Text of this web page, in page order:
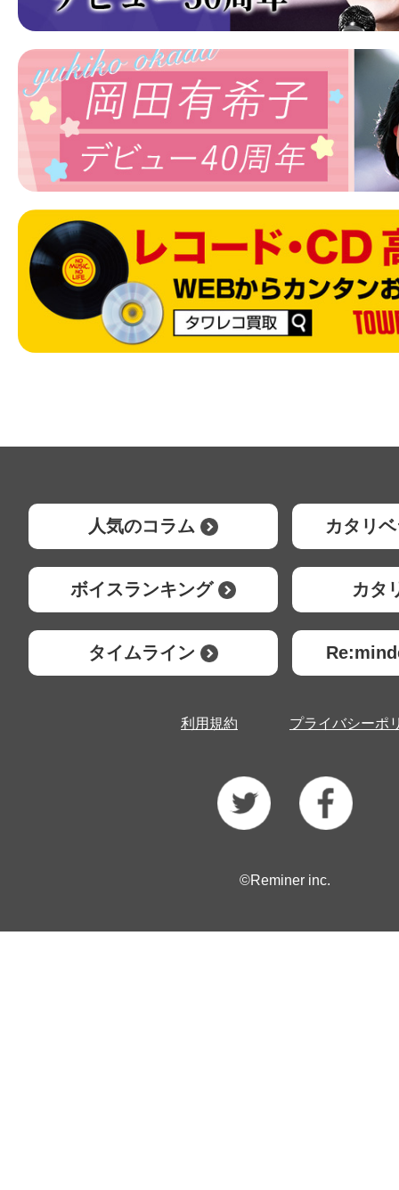
人気のコラム カタリ
ボイスランキング カタ
タイムライン
利用規約 プライバシーポ
©Reminer inc.